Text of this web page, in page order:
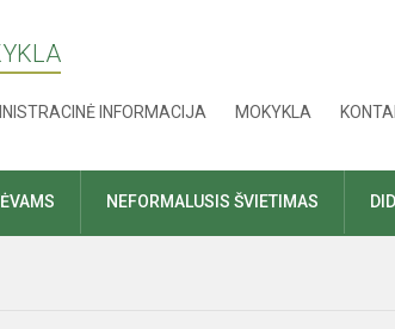
INFORMACIJA MOKYKLA
NEFORMALUSIS ŠVIETIMAS